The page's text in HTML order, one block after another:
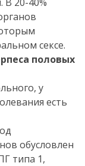
сексе.
половых
у
есть
обусловлен
типа 1,